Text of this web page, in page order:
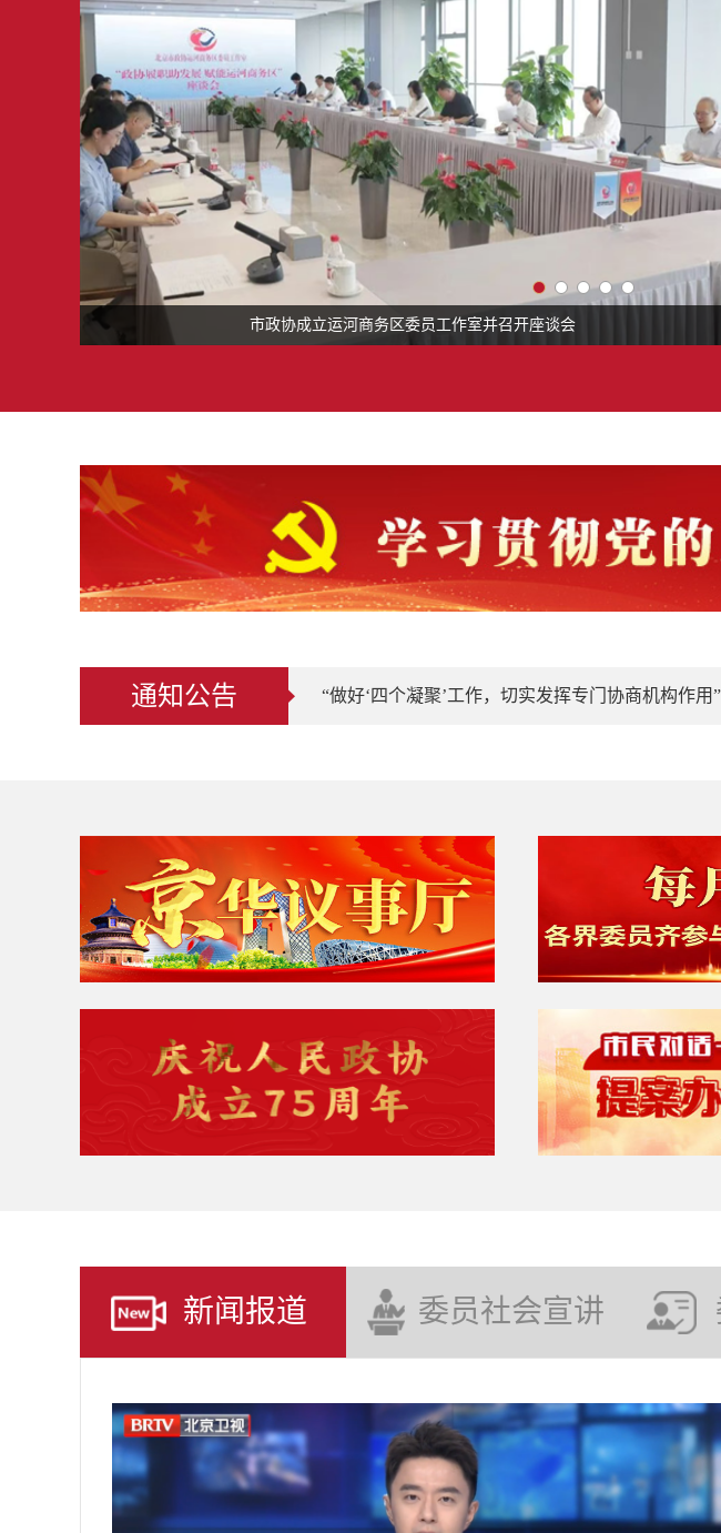
市政协成立运河商务区委员工作室并召开座谈会
通知公告 “做好‘四个凝聚’工作，切实发挥专门协商机构作
新闻报道 委员社会宣讲